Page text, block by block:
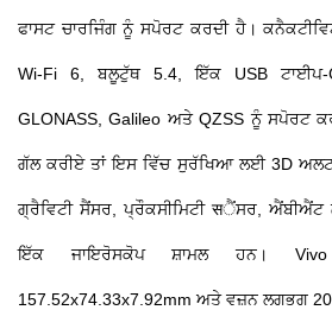
ਫਾਸਟ ਚਾਰਜਿੰਗ ਨੂੰ ਸਪੋਰਟ ਕਰਦੀ ਹੈ।
Wi-Fi 6, ਬਲੂਟੁੱਥ 5.4, ਇੱਕ USB ਟਾਈਪ-
GLONASS, Galileo ਅਤੇ QZSS ਨੂੰ ਸਪੋਰਟ
ਗੱਲ ਕਰੀਏ ਤਾਂ ਇਸ ਵਿੱਚ ਸੁਰੱਖਿਆ ਲਈ 3D
ਗ੍ਰੈਵਿਟੀ ਸੈਂਸਰ, ਪ੍ਰੌਕਸੀਮਿਟੀ सੈਂਸਰ,
ਇੱਕ ਜਾਇਰੋਸਕੋਪ ਸ਼ਾਮਲ ਹਨ।
157.52x74.33x7.92mm ਅਤੇ ਵਜ਼ਨ ਲਗਭਗ